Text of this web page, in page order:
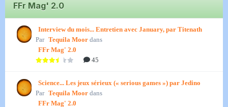
FFr Mag' 2.0
Interview du mois... Entretien avec January, par Titenath
Par Tequila Moor dans
FFr Mag' 2.0
45
Science... Les jeux sérieux (« serious games ») par Jedino
Par Tequila Moor dans
FFr Mag' 2.0